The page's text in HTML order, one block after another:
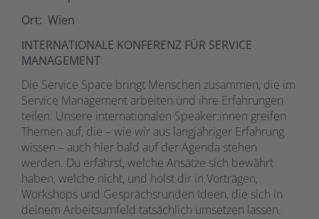
Ort: Wien
INTERNATIONALE KONFERENZ FÜR SERVICE
MANAGEMENT
Die Service Space bringt Menschen zusammen, die im
Service Management arbeiten und ihre Erfahrungen
teilen. Unsere internationalen Speaker:innen greifen
Themen auf, die – wie wir aus langjähriger Erfahrung
wissen – auch hier bald auf der Agenda stehen
werden. Du erfährst, welche Ansätze sich bewährt
haben, welche nicht, und holst dir in Vorträgen,
Workshops und Gesprächsrunden Ideen, die sich in
deinem Arbeitsumfeld tatsächlich umsetzen lassen.